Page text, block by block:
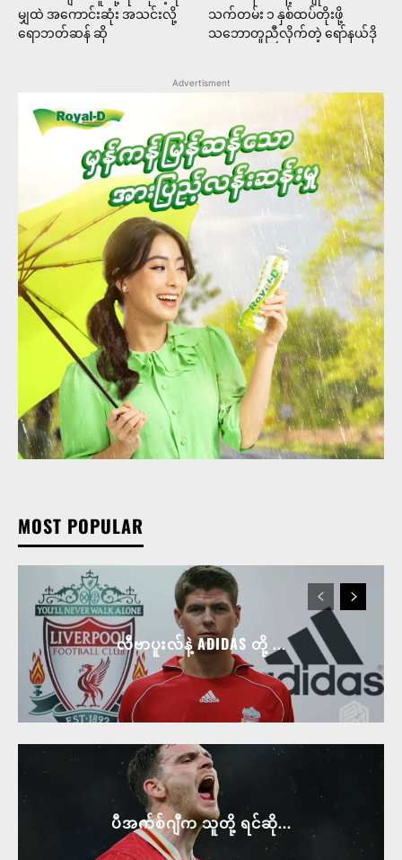
မျှထဲ အကောင်းဆုံး အသင်းလို့
ရောဘတ်ဆန် ဆို
သက်တမ်း ၁ နှစ်ထပ်တိုးဖို့
သဘောတူညီလိုက်တဲ့ ရော်နယ်ဒို
Advertisment
MOST POPULAR
လီဗာပူးလ်နဲ့ ADIDAS တို့ ...
ပီအက်စ်ဂျီက သူတို့ ရင်ဆို...